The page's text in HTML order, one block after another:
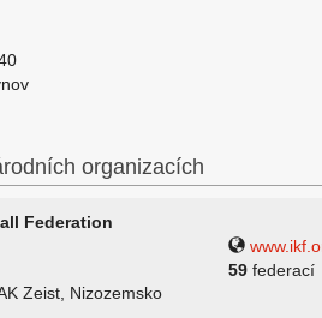
organizacích
Federation
Zeist, Nizozemsko
59federací